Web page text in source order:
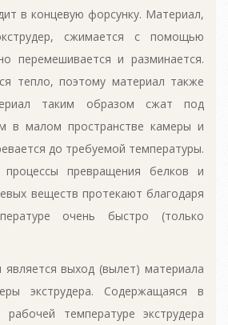
в концевую форсунку. Материал,
сжимается с помощью
перемешивается и разминается.
тепло, поэтому материал также
таким образом сжат под
в малом пространстве камеры и
до требуемой температуры.
превращения белков и
веществ протекают благодаря
очень быстро (только
выход (вылет) материала
экструдера. Содержащаяся в
температуре экструдера